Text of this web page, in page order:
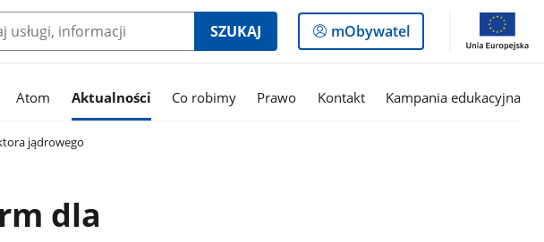
SZUKAJ
Logowanie
do
mObywatel
Atom Aktualności Co robimy Prawo Kontakt Kampania edukacyjna
jądrowego
dla